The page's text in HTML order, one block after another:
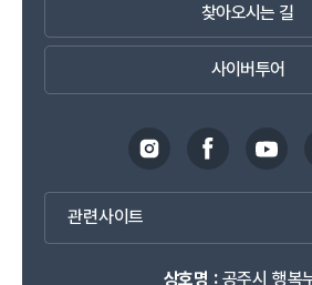
찾아오시는 길
사이버투어
관련사이트
상호명 :공주시 행복